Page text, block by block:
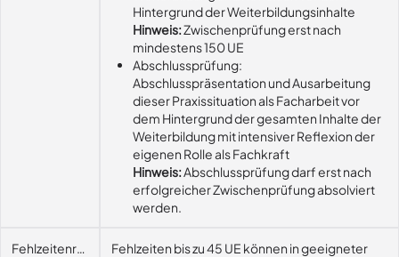
Hintergrund der Weiterbildungsinhalte
Hinweis:Zwischenprüfung erst nach
mindestens 150 UE
Abschlussprüfung:
Abschlusspräsentation und Ausarbeitung
dieser Praxissituation als Facharbeit vor
dem Hintergrund der gesamten Inhalte der
Weiterbildung mit intensiver Reflexion der
eigenen Rolle als Fachkraft
Hinweis:Abschlussprüfung darf erst nach
erfolgreicher Zwischenprüfung absolviert
werden.
FehlzeitenregelungFehlzeiten bis zu 45 UE können in geeigneter